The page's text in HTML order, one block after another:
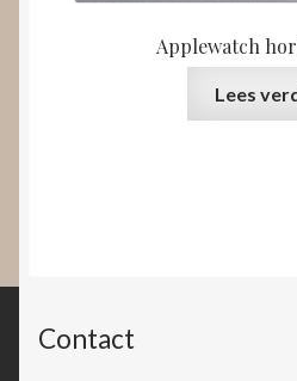
Applewatch
Lees
Contact